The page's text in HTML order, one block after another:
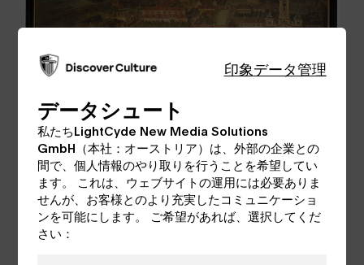
印象データ管理
データシュート
私たちLightCyde New Media Solutions
GmbH（本社：オーストリア）は、外部の企業との
間で、個人情報のやり取りを行うことを希望してい
ます。 これは、ウェブサイトの運用には必要ありま
せんが、お客様とのより充実したコミュニケーショ
ンを可能にします。 ご希望があれば、選択してくだ
さい：